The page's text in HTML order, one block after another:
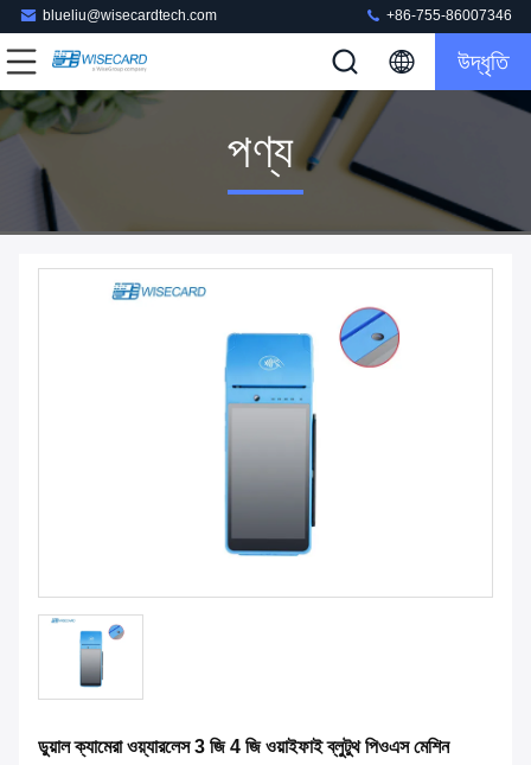
blueliu@wisecardtech.com +86-755-86007346
উদ্ধৃতি
পণ্য
ডুয়াল ক্যামেরা ওয়্যারলেস 3 জি 4 জি ওয়াইফাই ব্লুটুথ পিওএস মেশিন